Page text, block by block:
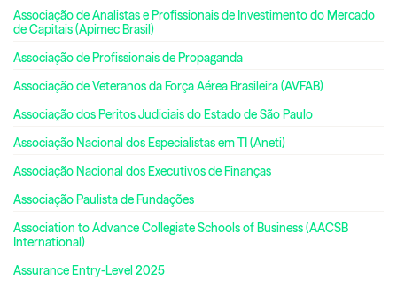
Associação de Analistas e Profissionais de Investimento do Mercado
de Capitais (Apimec Brasil)
Associação de Profissionais de Propaganda
Associação de Veteranos da Força Aérea Brasileira (AVFAB)
Associação dos Peritos Judiciais do Estado de São Paulo
Associação Nacional dos Especialistas em TI (Aneti)
Associação Nacional dos Executivos de Finanças
Associação Paulista de Fundações
Association to Advance Collegiate Schools of Business (AACSB
International)
Assurance Entry-Level 2025